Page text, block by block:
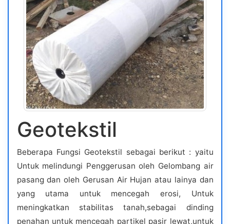
Geotekstil
Beberapa Fungsi Geotekstil sebagai berikut : yaitu
Untuk melindungi Penggerusan oleh Gelombang air
pasang dan oleh Gerusan Air Hujan atau lainya dan
yang utama untuk mencegah erosi, Untuk
meningkatkan stabilitas tanah,sebagai dinding
penahan untuk mencegah partikel pasir lewat,untuk